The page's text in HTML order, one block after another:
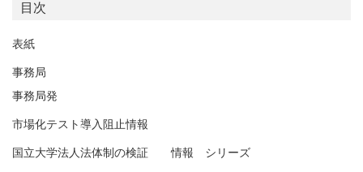
目次
表紙
事務局
事務局発
市場化テスト導入阻止情報
国立大学法人法体制の検証 情報 シリーズ